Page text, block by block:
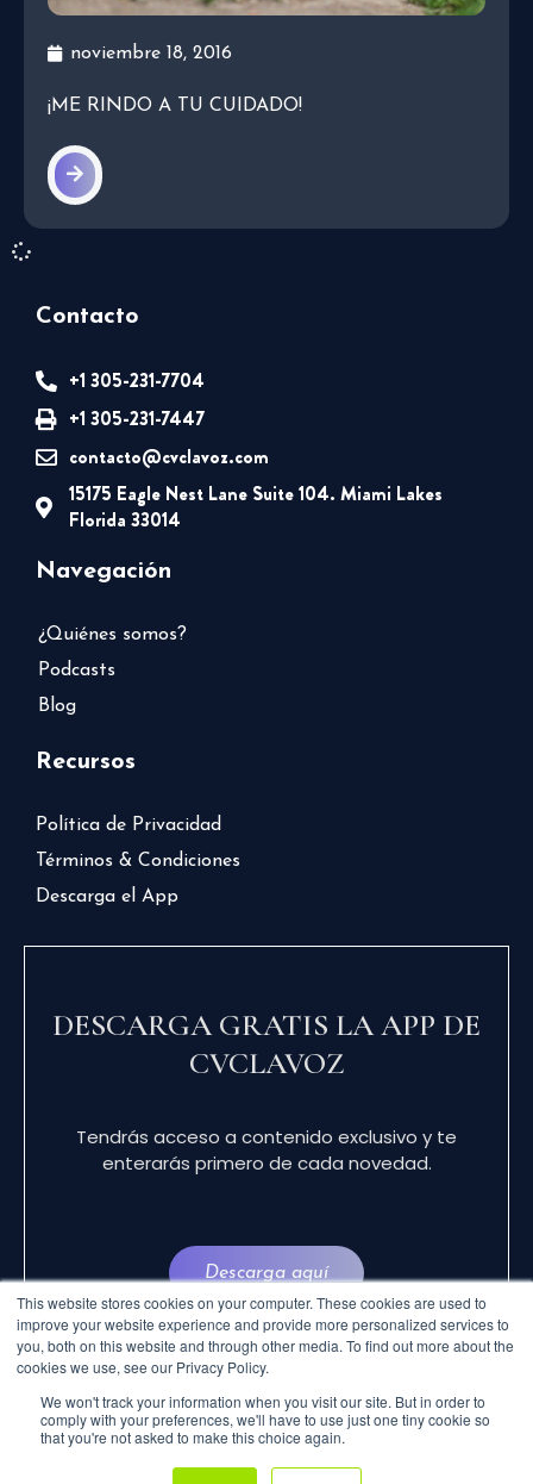
This website stores cookies on your computer. These cookies are used to
improve your website experience and provide more personalized services to
you, both on this website and through other media. To find out more about the
cookies we use, see our Privacy Policy.
We won't track your information when you visit our site. But in order to
comply with your preferences, we'll have to use just one tiny cookie so
that you're not asked to make this choice again.
noviembre 18, 2016
¡ME RINDO A TU CUIDADO!
Contacto
+1 305-231-7704
+1 305-231-7447
contacto@cvclavoz.com
15175 Eagle Nest Lane Suite 104. Miami Lakes
Florida 33014
Navegación
¿Quiénes somos?
Podcasts
Blog
Recursos
Política de Privacidad
Términos & Condiciones
Descarga el App
DESCARGA GRATIS LA APP DE
CVCLAVOZ
Tendrás acceso a contenido exclusivo y te
enterarás primero de cada novedad.
Descarga aquí
© 2024 CVCLAVOZ . TODOS LOS DERECHOS